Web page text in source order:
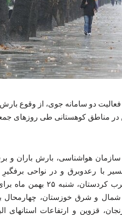
دو سامانه جوی، از وقوع بارش
در مناطق کوهستانی طی روزهای
هواشناسی، بارش باران و
با رعدوبرق و در نواحی
جمعه ۲۴ بهمن ماه در استان‌های
شمال و شرق خوزستان، چهارمحال
قزوین و ارتفاعات استانهای